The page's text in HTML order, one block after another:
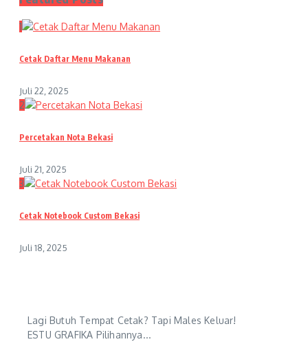
1
Cetak Daftar Menu Makanan
Juli 22, 2025
2
Percetakan Nota Bekasi
Juli 21, 2025
3
Cetak Notebook Custom Bekasi
Juli 18, 2025
Lagi Butuh Tempat Cetak? Tapi Males Keluar!
ESTU GRAFIKA Pilihannya...